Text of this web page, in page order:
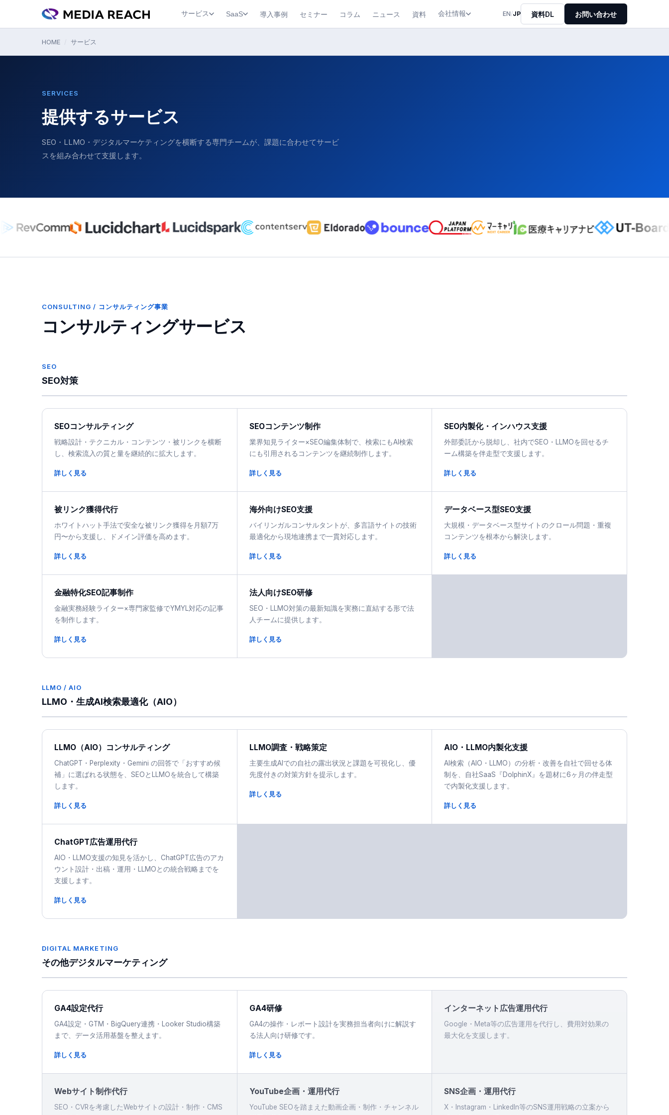
サービス SaaS 導入事例 セミナー コラム ニュース 資料 会社情報 EN/JP 資料DL お問い合わせ
HOME サービス
SERVICES
提供するサービス
SEO・LLMO・デジタルマーケティングを横断する専門チームが、課題に合わせてサービ
スを組み合わせて支援します。
CONSULTING / コンサルティング事業
コンサルティングサービス
SEO
SEO対策
SEOコンサルティング
戦略設計・テクニカル・コンテンツ・被リンクを横断
し、検索流入の質と量を継続的に拡大します。
詳しく見る
SEOコンテンツ制作
業界知見ライター×SEO編集体制で、検索にもAI検索
にも引用されるコンテンツを継続制作します。
詳しく見る
SEO内製化・インハウス支援
外部委託から脱却し、社内でSEO・LLMOを回せるチ
ーム構築を伴走型で支援します。
詳しく見る
被リンク獲得代行
ホワイトハット手法で安全な被リンク獲得を月額7万
円〜から支援し、ドメイン評価を高めます。
詳しく見る
海外向けSEO支援
バイリンガルコンサルタントが、多言語サイトの技術
最適化から現地連携まで一貫対応します。
詳しく見る
データベース型SEO支援
大規模・データベース型サイトのクロール問題・重複
コンテンツを根本から解決します。
詳しく見る
金融特化SEO記事制作
金融実務経験ライター×専門家監修でYMYL対応の記事
を制作します。
詳しく見る
法人向けSEO研修
SEO・LLMO対策の最新知識を実務に直結する形で法
人チームに提供します。
詳しく見る
LLMO / AIO
LLMO・生成AI検索最適化（AIO）
LLMO（AIO）コンサルティング
ChatGPT・Perplexity・Gemini の回答で「おすすめ候
補」に選ばれる状態を、SEOとLLMOを統合して構築
します。
詳しく見る
LLMO調査・戦略策定
主要生成AIでの自社の露出状況と課題を可視化し、優
先度付きの対策方針を提示します。
詳しく見る
AIO・LLMO内製化支援
AI検索（AIO・LLMO）の分析・改善を自社で回せる体
制を、自社SaaS『DolphinX』を題材に6ヶ月の伴走型
で内製化支援します。
詳しく見る
ChatGPT広告運用代行
AIO・LLMO支援の知見を活かし、ChatGPT広告のアカ
ウント設計・出稿・運用・LLMOとの統合戦略までを
支援します。
詳しく見る
DIGITAL MARKETING
その他デジタルマーケティング
GA4設定代行
GA4設定・GTM・BigQuery連携・Looker Studio構築
まで、データ活用基盤を整えます。
詳しく見る
GA4研修
GA4の操作・レポート設計を実務担当者向けに解説す
る法人向け研修です。
詳しく見る
インターネット広告運用代行
Google・Meta等の広告運用を代行し、費用対効果の
最大化を支援します。
Webサイト制作代行
SEO・CVRを考慮したWebサイトの設計・制作・CMS
YouTube企画・運用代行
YouTube SEOを踏まえた動画企画・制作・チャンネル
SNS企画・運用代行
X・Instagram・LinkedIn等のSNS運用戦略の立案から